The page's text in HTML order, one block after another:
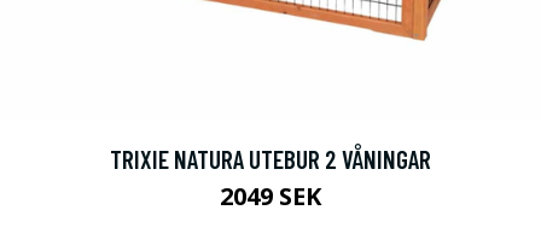
TRIXIE NATURA UTEBUR 2 VÅNINGAR
2049 SEK